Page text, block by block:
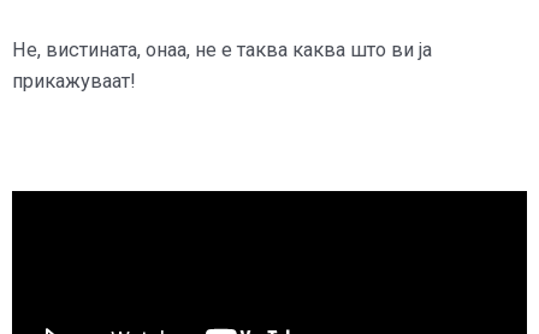
Не, вистината, онаа, не е таква каква што ви ја
прикажуваат!